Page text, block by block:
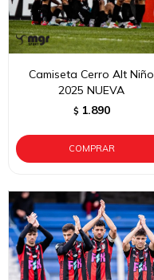
Camiseta Cerro Alt Niño
2025 NUEVA
$ 1.890